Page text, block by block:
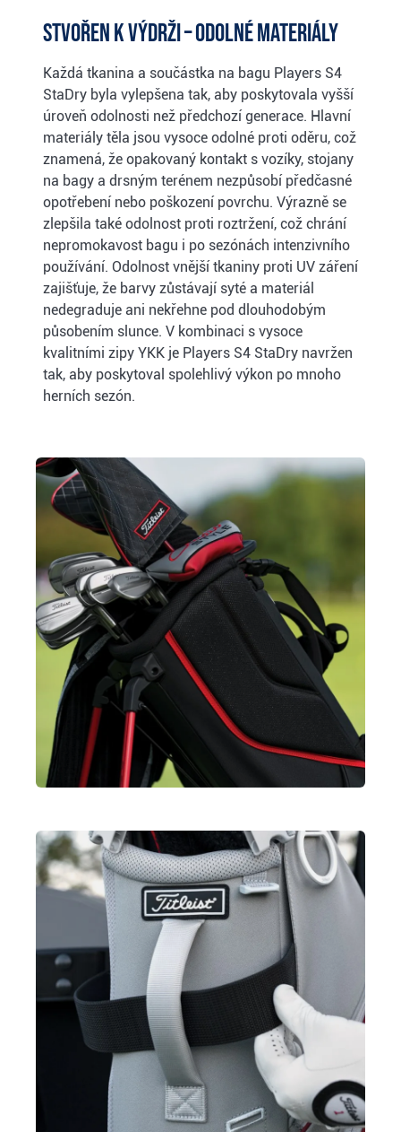
Stvořen k výdrži – odolné materiály
Každá tkanina a součástka na bagu Players S4
StaDry byla vylepšena tak, aby poskytovala vyšší
úroveň odolnosti než předchozí generace. Hlavní
materiály těla jsou vysoce odolné proti oděru, což
znamená, že opakovaný kontakt s vozíky, stojany
na bagy a drsným terénem nezpůsobí předčasné
opotřebení nebo poškození povrchu. Výrazně se
zlepšila také odolnost proti roztržení, což chrání
nepromokavost bagu i po sezónách intenzivního
používání. Odolnost vnější tkaniny proti UV záření
zajišťuje, že barvy zůstávají syté a materiál
nedegraduje ani nekřehne pod dlouhodobým
působením slunce. V kombinaci s vysoce
kvalitními zipy YKK je Players S4 StaDry navržen
tak, aby poskytoval spolehlivý výkon po mnoho
herních sezón.